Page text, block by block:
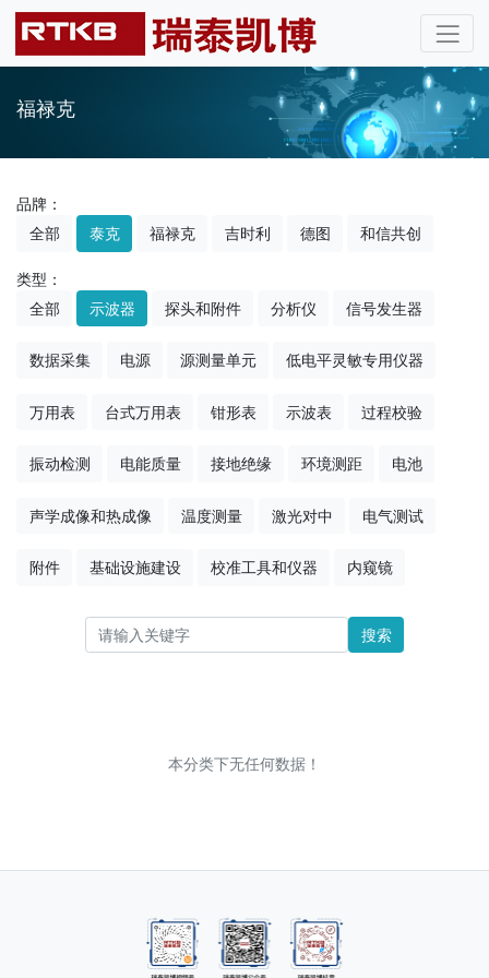
福禄克
品牌：
全部
泰克 福禄克 吉时利 德图 和信共创
类型：
全部
示波器 探头和附件 分析仪 信号发生器
数据采集 电源 源测量单元 低电平灵敏专用仪器
万用表 台式万用表 钳形表 示波表 过程校验
振动检测 电能质量 接地绝缘 环境测距 电池
声学成像和热成像 温度测量 激光对中 电气测试
附件 基础设施建设 校准工具和仪器 内窥镜
搜索
本分类下无任何数据！